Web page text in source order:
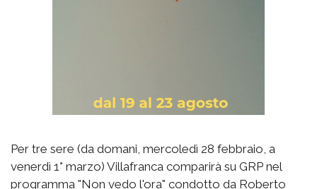
Per tre sere (da domani, mercoledì 28 febbraio, a
venerdì 1° marzo) Villafranca comparirà su GRP nel
programma "Non vedo l'ora" condotto da Roberto